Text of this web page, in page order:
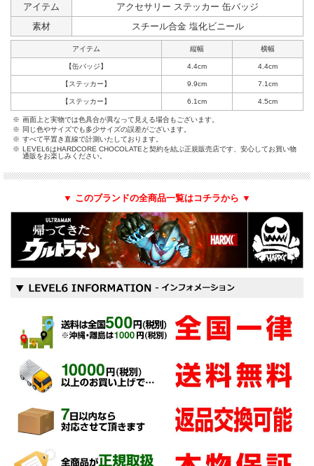
アイテム
アクセサリー ステッカー 缶バッジ
素材
スチール合金 塩化ビニール
アイテム 縦幅 横幅
【缶バッジ】 4.4cm 4.4cm
【ステッカー】 9.9cm 7.1cm
【ステッカー】 6.1cm 4.5cm
※ 画面上と実物では色具合が異なって見える場合もございます。
※
同じ色やサイズでも多少サイズの誤差がございます。
※ すべて平置き直線で計測いたしております。
※ LEVEL6はHARDCORE CHOCOLATEと契約を結ぶ正規販売店です、安心してお買い物
通販をお楽しみください。
▼ このブランドの全商品一覧はコチラから ▼